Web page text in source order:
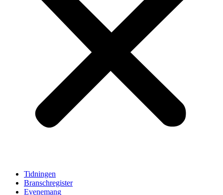
Tidningen
Branschregister
Evenemang